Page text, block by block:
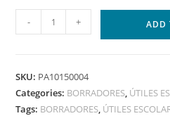
- + ADD
SKU: PA10150004
Categories: BORRADORES, ÚTILES
Tags: BORRADORES, ÚTILES